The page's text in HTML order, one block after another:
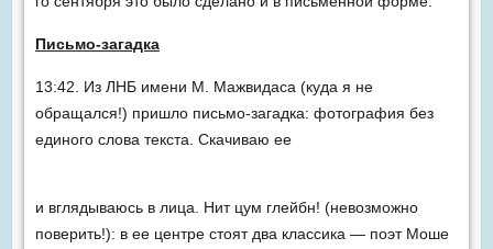
Письмо-загадка
13:42. Из ЛНБ имени М. Мажвидаса (куда я не
обращался!) пришло письмо-загадка: фотография без
единого слова текста. Скачиваю ее
и вглядываюсь в лица. Нит цум глейбн! (невозможно
поверить!): в ее центре стоят два классика — поэт Моше